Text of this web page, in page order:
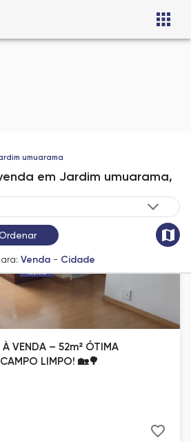
umuarama
em Jardim umuarama,
Venda - Cidade
– 52m² ÓTIMA
LIMPO! 🏡🌳